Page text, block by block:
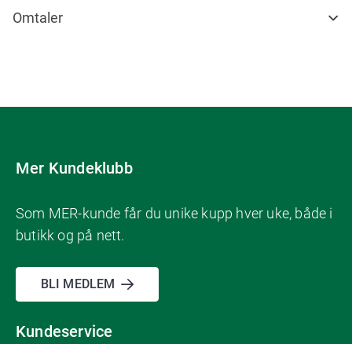
Omtaler
Mer Kundeklubb
Som MER-kunde får du unike kupp hver uke, både i
butikk og på nett.
BLI MEDLEM
Kundeservice